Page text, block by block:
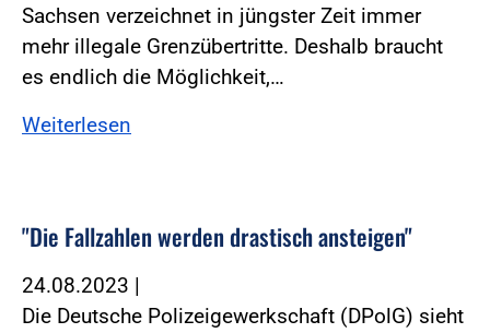
Sachsen verzeichnet in jüngster Zeit immer
mehr illegale Grenzübertritte. Deshalb braucht
es endlich die Möglichkeit,…
Weiterlesen
"Die Fallzahlen werden drastisch ansteigen"
24.08.2023 |
Die Deutsche Polizeigewerkschaft (DPolG) sieht